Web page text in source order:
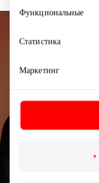
Функциональные
Статистика
Маркетинг
мероприятиях